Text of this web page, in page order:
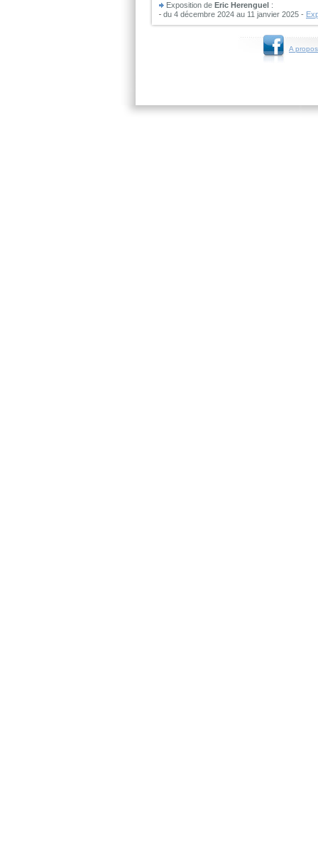
Exposition de Eric Herenguel :
du 4 décembre 2024 au 11 janvier 2025 -
A